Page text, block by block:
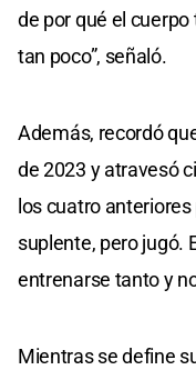
de por qué el
tan poco”, señaló.
Además, recordó
de 2023 y atravesó
los cuatro
suplente, pero jugó.
entrenarse tanto y
Mientras se define